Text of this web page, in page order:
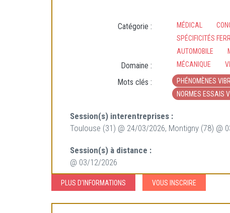
Catégorie : MÉDICAL
SPÉCIFICITÉS
AUTOMOBILE
Domaine : MÉCANIQUE
Mots clés : PHÉNOMÈNES
NORMES ESSAIS
Session(s) interentreprises :
Toulouse (31) @ 24/03/2026, Montigny (78) @
Session(s) à distance :
@ 03/12/2026
PLUS D'INFORMATIONS VOUS INSCRIRE